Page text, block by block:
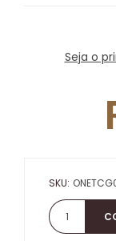
Seja o
SKU: